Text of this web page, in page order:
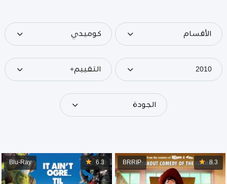
الأقسام كوميدي
2010 التقييم+
الجودة
8.3
BRRIP
6.3
Blu-Ray